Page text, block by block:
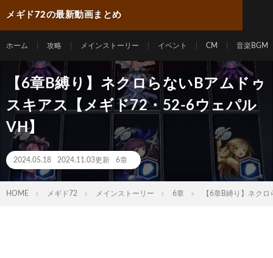
メギド72の最新動画まとめ
ホーム 攻略 メインストーリー イベント CM 音楽BGM
【6章B縛り】ネクロらないBアムドゥ
スキアス【メギド72・52-6ウェパル
VH】
2024.05.18 2024.11.03更新 6章
HOME メギド72 メインストーリー 6章 【6章B縛り】ネク